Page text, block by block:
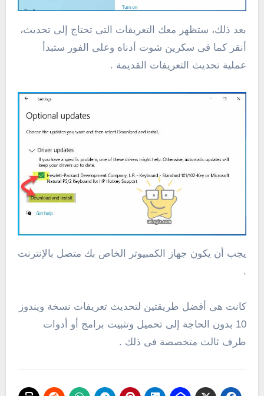
بعد ذلك، ستظهر معك التعريفات التى تحتاج إلى تحديث،
أنقر كما فى سكرين شوت أدناه وعلى الفور ستبدأ
عملية تحديث التعريفات القديمة .
يجب أن يكون جهاز الكمبيوتر الخاص بك متصل بالإنترنت
.
كانت هى أفضل طريقتين لتحديث تعريفات نسخة ويندوز
10 بدون الحاجة إلى تحميل وتثبيت برامج أو أدوات
طرف ثالث متخصصة فى ذلك .